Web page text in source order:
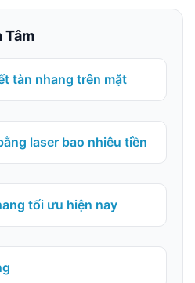
Tâm
tàn nhang trên mặt
laser bao nhiêu tiền
tối ưu hiện nay